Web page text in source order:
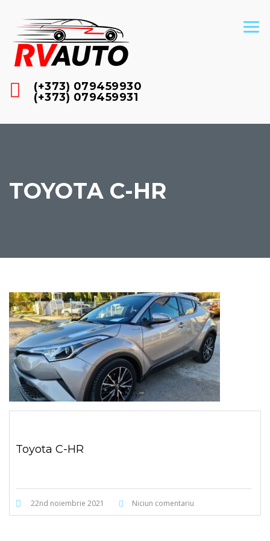
(+373) 079459930
(+373) 079459931
TOYOTA C-HR
Toyota C-HR
22nd noiembrie 2021 Niciun comentariu